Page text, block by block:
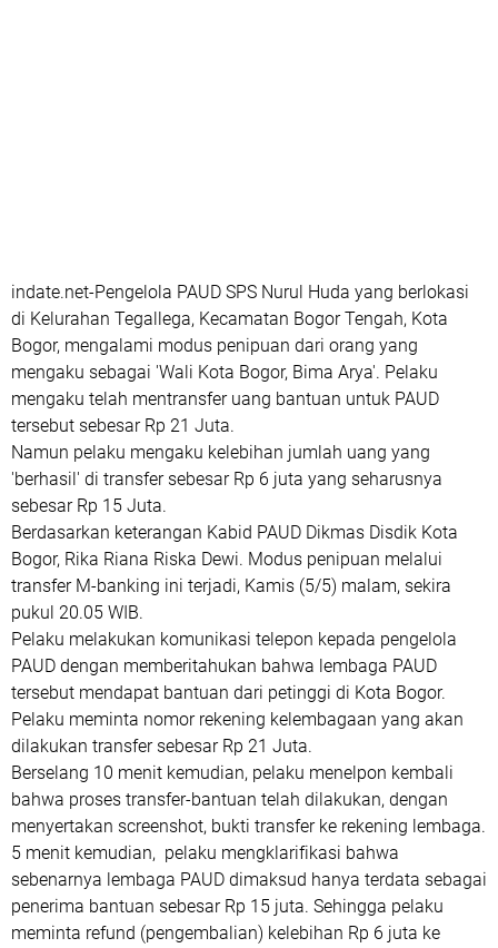
indate.net-Pengelola PAUD SPS Nurul Huda yang berlokasi
di Kelurahan Tegallega, Kecamatan Bogor Tengah, Kota
Bogor, mengalami modus penipuan dari orang yang
mengaku sebagai 'Wali Kota Bogor, Bima Arya'. Pelaku
mengaku telah mentransfer uang bantuan untuk PAUD
tersebut sebesar Rp 21 Juta.
Namun pelaku mengaku kelebihan jumlah uang yang
'berhasil' di transfer sebesar Rp 6 juta yang seharusnya
sebesar Rp 15 Juta.
Berdasarkan keterangan Kabid PAUD Dikmas Disdik Kota
Bogor, Rika Riana Riska Dewi. Modus penipuan melalui
transfer M-banking ini terjadi, Kamis (5/5) malam, sekira
pukul 20.05 WIB.
Pelaku melakukan komunikasi telepon kepada pengelola
PAUD dengan memberitahukan bahwa lembaga PAUD
tersebut mendapat bantuan dari petinggi di Kota Bogor.
Pelaku meminta nomor rekening kelembagaan yang akan
dilakukan transfer sebesar Rp 21 Juta.
Berselang 10 menit kemudian, pelaku menelpon kembali
bahwa proses transfer-bantuan telah dilakukan, dengan
menyertakan screenshot, bukti transfer ke rekening lembaga.
5 menit kemudian, pelaku mengklarifikasi bahwa
sebenarnya lembaga PAUD dimaksud hanya terdata sebagai
penerima bantuan sebesar Rp 15 juta. Sehingga pelaku
meminta refund (pengembalian) kelebihan Rp 6 juta ke